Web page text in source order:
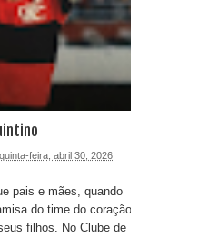
quinta-feira, abril 30, 2026
pais e mães, quando
do time do coração
filhos. No Clube de